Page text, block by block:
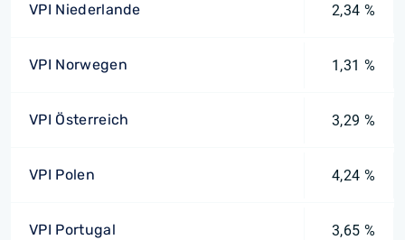
VPI Niederlande 2,34 %
VPI Norwegen 1,31 %
VPI Österreich 3,29 %
VPI Polen 4,24 %
VPI Portugal 3,65 %